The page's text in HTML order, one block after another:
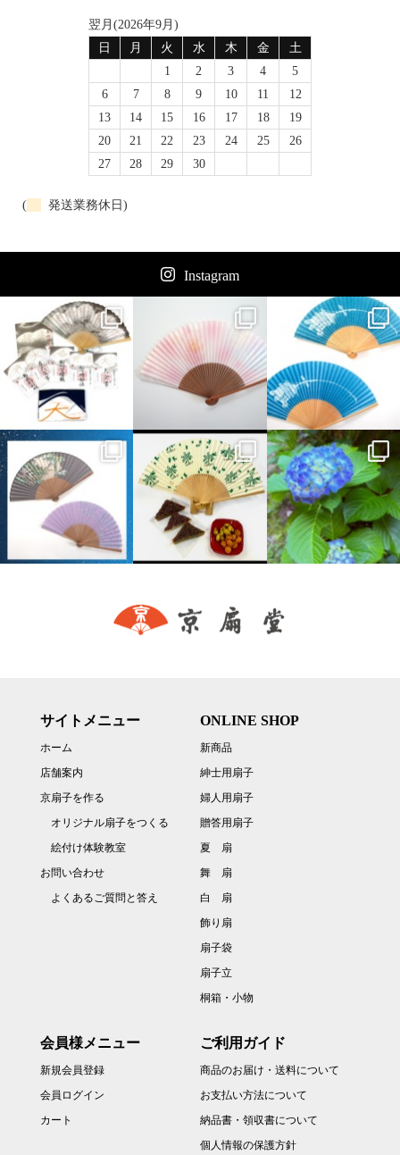
翌月(2026年9月)
日
月 火 水 木 金
土
1
2 3 4
5
6
7 8 9 10 11
12
13
14 15 16 17 18
19
20
21 22 23 24 25
26
27
28 29 30
( 発送業務休日)
Instagram
サイトメニュー
ホーム
店舗案内
京扇子を作る
オリジナル扇子をつくる
絵付け体験教室
お問い合わせ
よくあるご質問と答え
ONLINE SHOP
新商品
紳士用扇子
婦人用扇子
贈答用扇子
夏 扇
舞 扇
白 扇
飾り扇
扇子袋
扇子立
桐箱・小物
会員様メニュー
新規会員登録
会員ログイン
カート
ご利用ガイド
商品のお届け・送料について
お支払い方法について
納品書・領収書について
個人情報の保護方針